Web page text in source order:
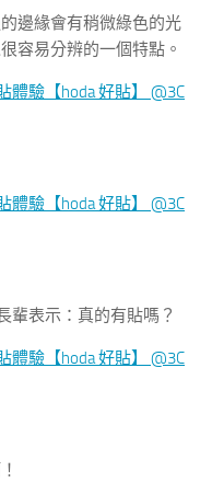
邊緣會有稍微綠色的光
容易分辨的一個特點。
輩表示：真的有貼嗎？